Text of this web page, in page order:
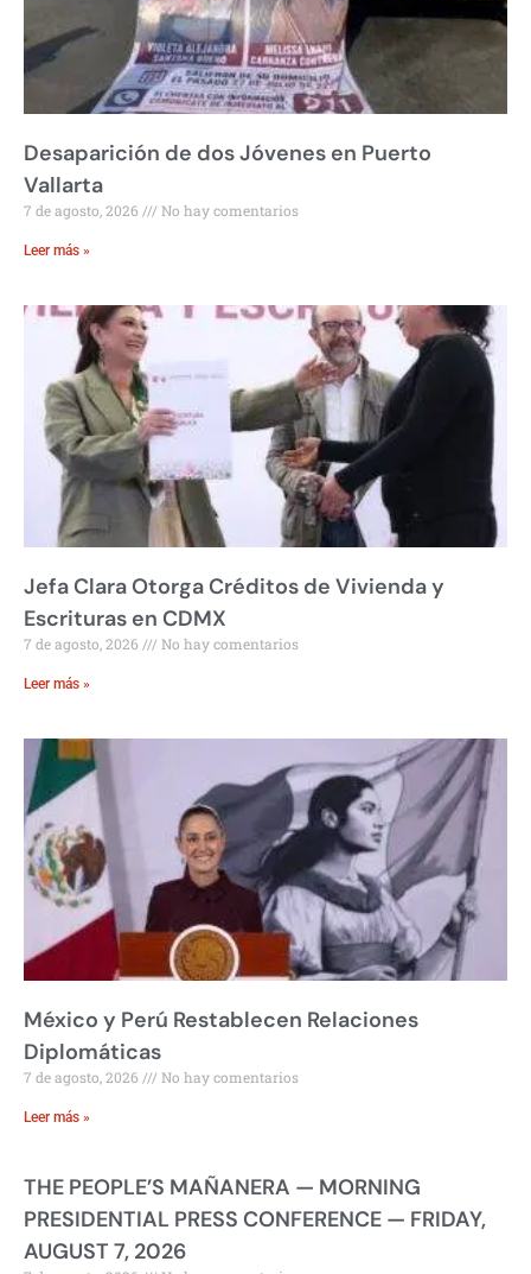
Desaparición de dos Jóvenes en Puerto
Vallarta
7 de agosto, 2026 No hay comentarios
Leer más »
Jefa Clara Otorga Créditos de Vivienda y
Escrituras en CDMX
7 de agosto, 2026 No hay comentarios
Leer más »
México y Perú Restablecen Relaciones
Diplomáticas
7 de agosto, 2026 No hay comentarios
Leer más »
THE PEOPLE’S MAÑANERA — MORNING
PRESIDENTIAL PRESS CONFERENCE — FRIDAY,
AUGUST 7, 2026